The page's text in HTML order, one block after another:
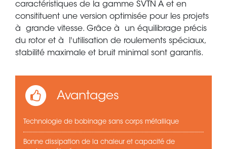
caractéristiques de la gamme SVTN A et en
consitituent une version optimisée pour les projets
à grande vitesse. Grâce à un équilibrage précis
du rotor et à l'utilisation de roulements spéciaux,
stabilité maximale et bruit minimal sont garantis.
Avantages
Technologie de bobinage sans corps métallique
Bonne dissipation de la chaleur et capacité de